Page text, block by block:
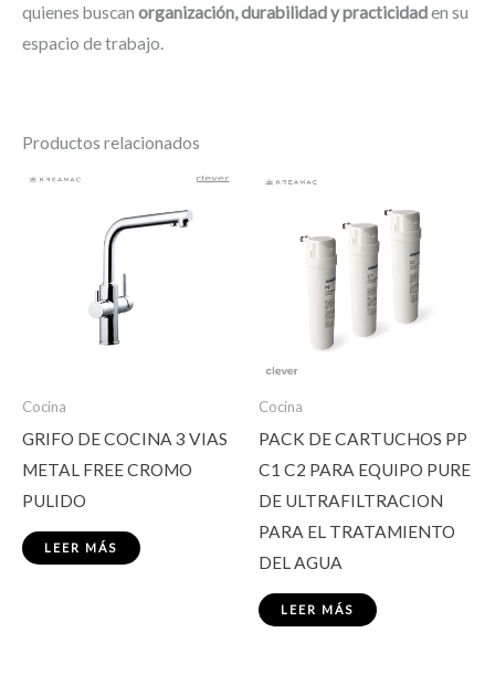
quienes buscan organización, durabilidad y practicidaden su
espacio de trabajo.
Productos relacionados
Cocina
GRIFO DE COCINA 3 VIAS
METAL FREE CROMO
PULIDO
LEER MÁS
Cocina
PACK DE CARTUCHOS PP
C1 C2 PARA EQUIPO PURE
DE ULTRAFILTRACION
PARA EL TRATAMIENTO
DEL AGUA
LEER MÁS